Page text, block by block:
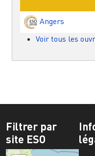
Angers
Voir tous les
Filtrer par
site ESO